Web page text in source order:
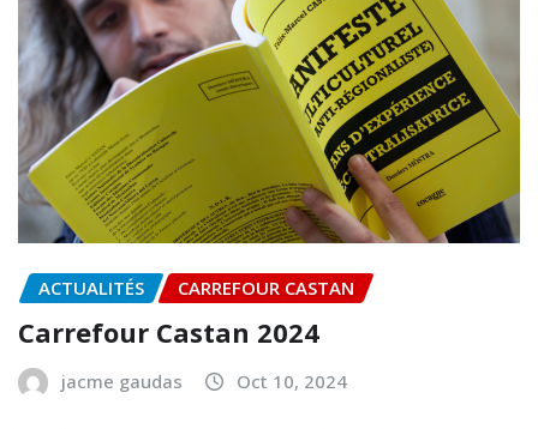
ACTUALITÉS CARREFOUR CASTAN
Carrefour Castan 2024
jacme gaudas Oct 10, 2024